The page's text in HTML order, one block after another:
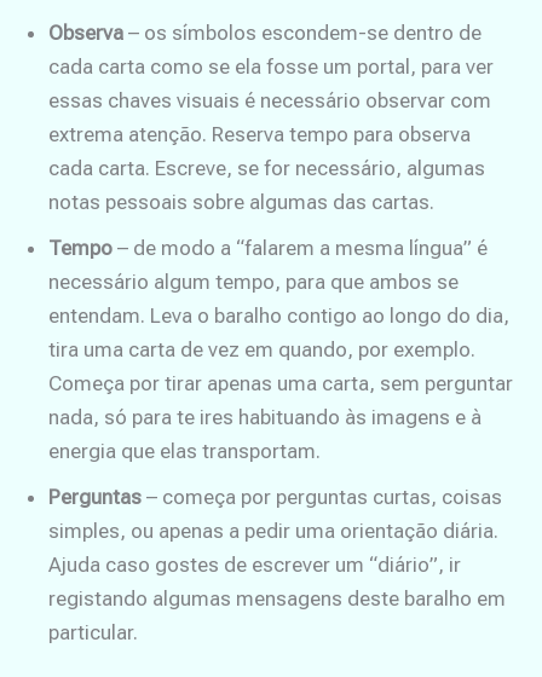
Observa – os símbolos escondem-se dentro de
cada carta como se ela fosse um portal, para ver
essas chaves visuais é necessário observar com
extrema atenção. Reserva tempo para observa
cada carta. Escreve, se for necessário, algumas
notas pessoais sobre algumas das cartas.
Tempo – de modo a “falarem a mesma língua” é
necessário algum tempo, para que ambos se
entendam. Leva o baralho contigo ao longo do dia,
tira uma carta de vez em quando, por exemplo.
Começa por tirar apenas uma carta, sem perguntar
nada, só para te ires habituando às imagens e à
energia que elas transportam.
Perguntas – começa por perguntas curtas, coisas
simples, ou apenas a pedir uma orientação diária.
Ajuda caso gostes de escrever um “diário”, ir
registando algumas mensagens deste baralho em
particular.